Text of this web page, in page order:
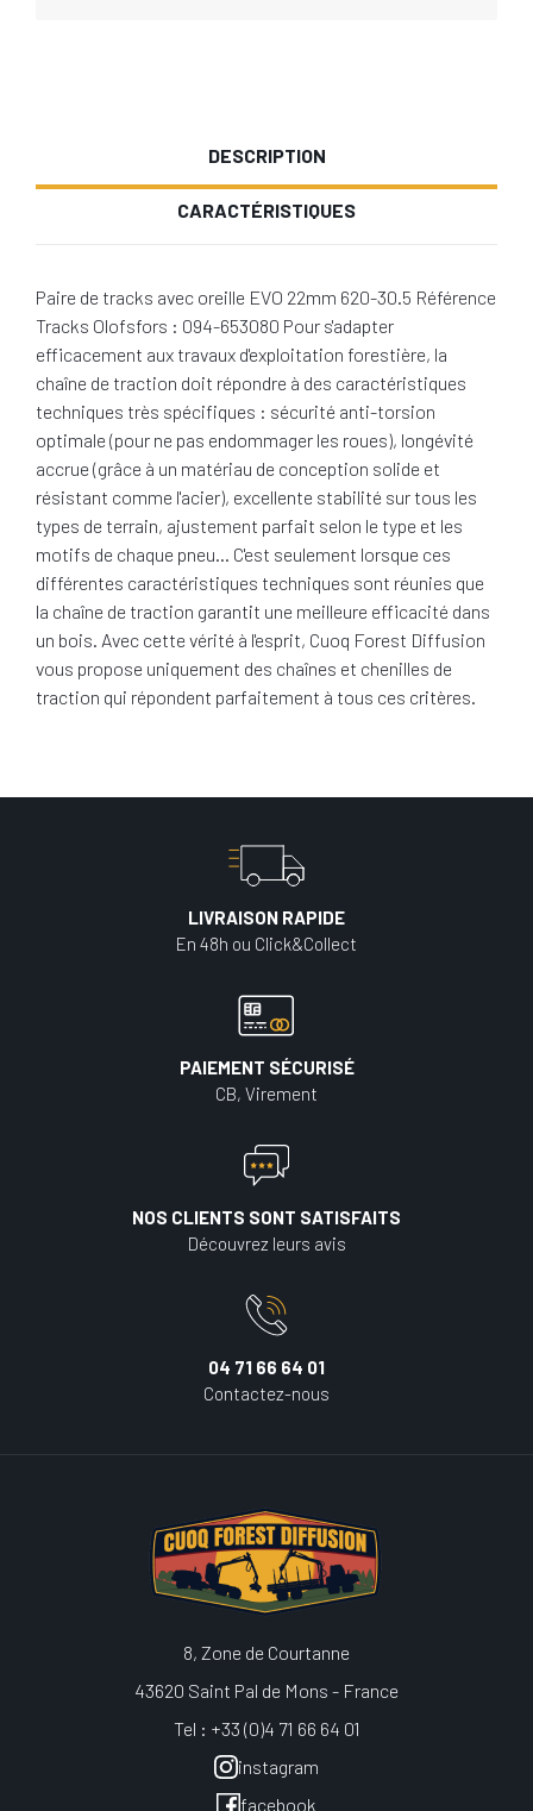
DESCRIPTION
CARACTÉRISTIQUES
Paire de tracks avec oreille EVO 22mm 620-30.5 Référence
Tracks Olofsfors : 094-653080 Pour s'adapter
efficacement aux travaux d'exploitation forestière, la
chaîne de traction doit répondre à des caractéristiques
techniques très spécifiques : sécurité anti-torsion
optimale (pour ne pas endommager les roues), longévité
accrue (grâce à un matériau de conception solide et
résistant comme l'acier), excellente stabilité sur tous les
types de terrain, ajustement parfait selon le type et les
motifs de chaque pneu… C'est seulement lorsque ces
différentes caractéristiques techniques sont réunies que
la chaîne de traction garantit une meilleure efficacité dans
un bois. Avec cette vérité à l'esprit, Cuoq Forest Diffusion
vous propose uniquement des chaînes et chenilles de
traction qui répondent parfaitement à tous ces critères.
LIVRAISON RAPIDE
En 48h ou Click&Collect
PAIEMENT SÉCURISÉ
CB, Virement
NOS CLIENTS SONT SATISFAITS
Découvrez leurs avis
04 71 66 64 01
Contactez-nous
8, Zone de Courtanne
43620 Saint Pal de Mons - France
Tel : +33 (0)4 71 66 64 01
instagram
facebook